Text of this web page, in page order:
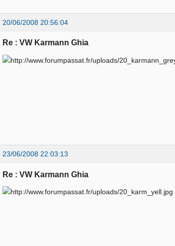
20/06/2008 20:56:04
Re : VW Karmann Ghia
23/06/2008 22:03:13
Re : VW Karmann Ghia